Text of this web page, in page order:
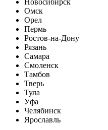
Новосибирск
Омск
Орел
Пермь
Ростов-на-Дону
Рязань
Самара
Смоленск
Тамбов
Тверь
Тула
Уфа
Челябинск
Ярославль